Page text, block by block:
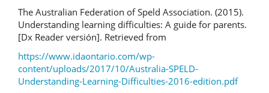
The Australian Federation of Speld Association. (2015).
Understanding learning difficulties: A guide for parents.
[Dx Reader versión]. Retrieved from
https://www.idaontario.com/wp-
content/uploads/2017/10/Australia-SPELD-
Understanding-Learning-Difficulties-2016-edition.pdf